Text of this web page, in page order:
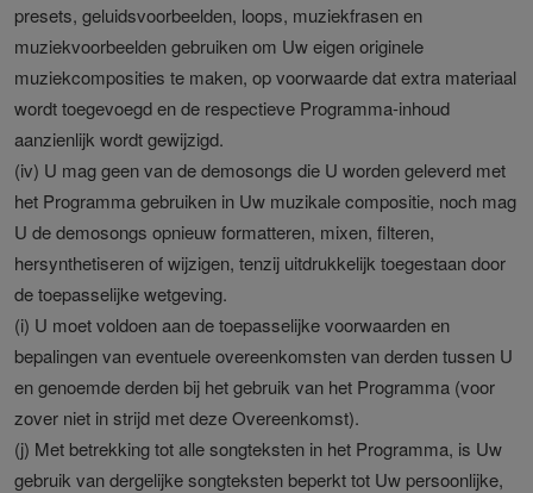
presets, geluidsvoorbeelden, loops, muziekfrasen en
muziekvoorbeelden gebruiken om Uw eigen originele
muziekcomposities te maken, op voorwaarde dat extra materiaal
wordt toegevoegd en de respectieve Programma-inhoud
aanzienlijk wordt gewijzigd.
(iv) U mag geen van de demosongs die U worden geleverd met
het Programma gebruiken in Uw muzikale compositie, noch mag
U de demosongs opnieuw formatteren, mixen, filteren,
hersynthetiseren of wijzigen, tenzij uitdrukkelijk toegestaan door
de toepasselijke wetgeving.
(i) U moet voldoen aan de toepasselijke voorwaarden en
bepalingen van eventuele overeenkomsten van derden tussen U
en genoemde derden bij het gebruik van het Programma (voor
zover niet in strijd met deze Overeenkomst).
(j) Met betrekking tot alle songteksten in het Programma, is Uw
gebruik van dergelijke songteksten beperkt tot Uw persoonlijke,